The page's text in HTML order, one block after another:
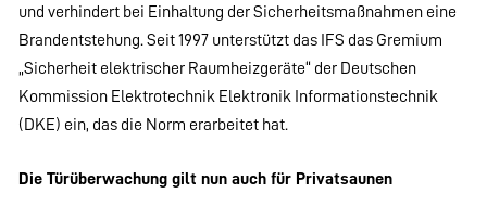
und verhindert bei Einhaltung der Sicherheitsmaßnahmen eine
Brandentstehung. Seit 1997 unterstützt das IFS das Gremium
„Sicherheit elektrischer Raumheizgeräte“ der Deutschen
Kommission Elektrotechnik Elektronik Informationstechnik
(DKE) ein, das die Norm erarbeitet hat.
Die Türüberwachung gilt nun auch für Privatsaunen